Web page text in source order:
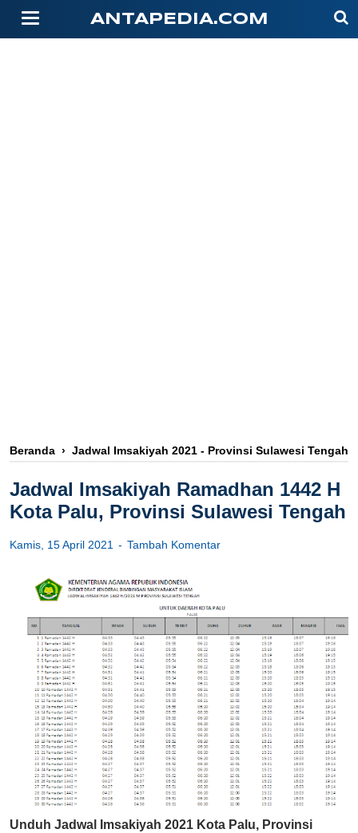
ANTAPEDIA.COM
Beranda › Jadwal Imsakiyah 2021 - Provinsi Sulawesi Tengah
Jadwal Imsakiyah Ramadhan 1442 H
Kota Palu, Provinsi Sulawesi Tengah
Kamis, 15 April 2021 Tambah Komentar
Unduh Jadwal Imsakiyah 2021 Kota Palu, Provinsi